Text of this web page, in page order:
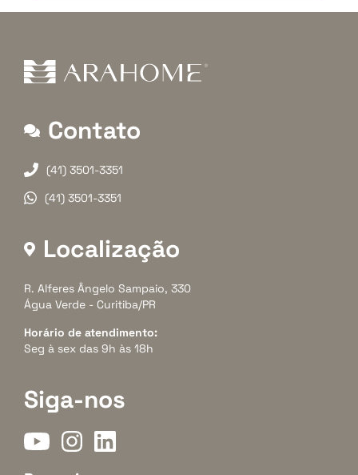
Contato
(41) 3501-3351
(41) 3501-3351
Localização
R. Alferes Ângelo Sampaio, 330
Água Verde - Curitiba/PR
Horário de atendimento:
Seg à sex das 9h às 18h
Siga-nos